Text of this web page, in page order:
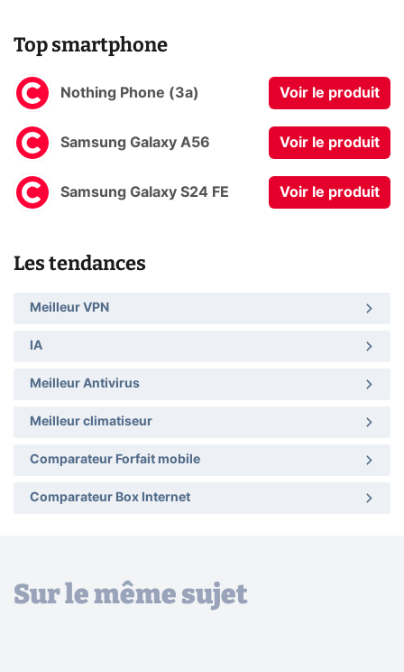
Top smartphone
Nothing Phone (3a) Voir le produit
Samsung Galaxy A56 Voir le produit
Samsung Galaxy S24 FE Voir le produit
Les tendances
Meilleur VPN
IA
Meilleur Antivirus
Meilleur climatiseur
Comparateur Forfait mobile
Comparateur Box Internet
Sur le même sujet